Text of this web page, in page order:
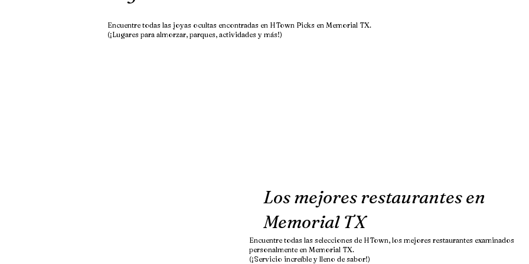
Encuentre todas las joyas ocultas encontradas en HTown Picks en Memorial TX.
(¡Lugares para almorzar, parques, actividades y más!)
Los mejores restaurantes en
Memorial TX
Encuentre todas las selecciones de HTown, los mejores restaurantes examinados
personalmente en Memorial TX.
(¡Servicio increíble y lleno de sabor!)